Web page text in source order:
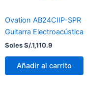
Ovation AB24CIIP-SPR
Guitarra Electroacústica
Soles S/.1,110.9
Añadir al carrito